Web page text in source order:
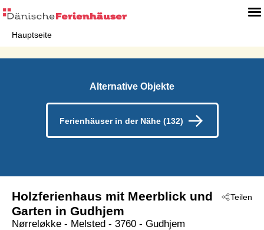
Hauptseite
Alternative Objekte
Ferienhäuser in der Nähe (132)
Teilen
Holzferienhaus mit Meerblick und
Garten in Gudhjem
Nørreløkke - Melsted - 3760 - Gudhjem